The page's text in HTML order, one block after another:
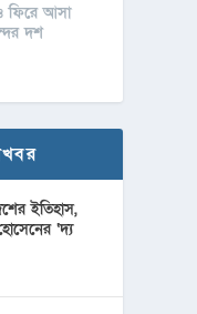
ফিরে আসা
দশ
ইতিহাস,
‘দ্য